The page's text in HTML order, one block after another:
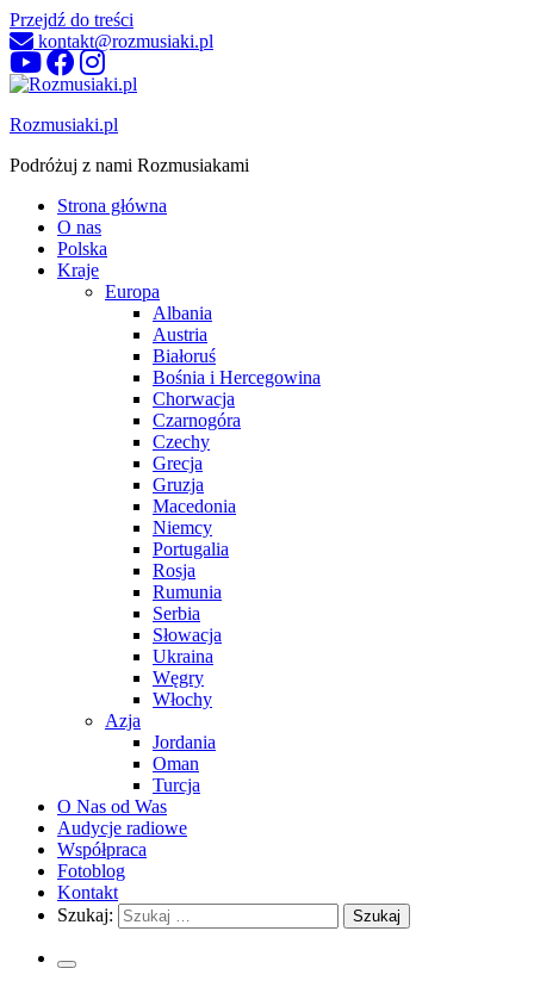
Przejdź do treści
kontakt@rozmusiaki.pl
Rozmusiaki.pl
Podróżuj z nami Rozmusiakami
Strona główna
O nas
Polska
Kraje
Europa
Albania
Austria
Białoruś
Bośnia i Hercegowina
Chorwacja
Czarnogóra
Czechy
Grecja
Gruzja
Macedonia
Niemcy
Portugalia
Rosja
Rumunia
Serbia
Słowacja
Ukraina
Węgry
Włochy
Azja
Jordania
Oman
Turcja
O Nas od Was
Audycje radiowe
Współpraca
Fotoblog
Kontakt
Szukaj: